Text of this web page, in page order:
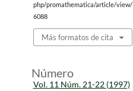
php/promathematica/article/view/
6088
Más formatos de cita
Número
Vol. 11 Núm. 21-22 (1997)